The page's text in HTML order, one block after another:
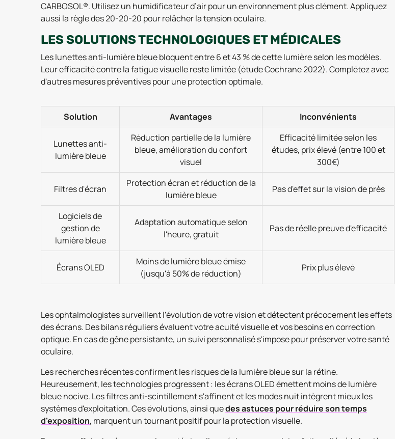
CARBOSOL®. Utilisez un humidificateur d’air pour un environnement plus clément. Appliquez
aussi la règle des 20-20-20 pour relâcher la tension oculaire.
LES SOLUTIONS TECHNOLOGIQUES ET MÉDICALES
Les lunettes anti-lumière bleue bloquent entre 6 et 43 % de cette lumière selon les modèles.
Leur efficacité contre la fatigue visuelle reste limitée (étude Cochrane 2022). Complétez avec
d'autres mesures préventives pour une protection optimale.
Solution Avantages Inconvénients
Lunettes anti-
lumière bleue
Réduction partielle de la lumière
bleue, amélioration du confort
visuel
Efficacité limitée selon les
études, prix élevé (entre 100 et
300€)
Filtres d'écran
Protection écran et réduction de la
lumière bleue
Pas d'effet sur la vision de près
Logiciels de
gestion de
lumière bleue
Adaptation automatique selon
l'heure, gratuit
Pas de réelle preuve d'efficacité
Écrans OLED
Moins de lumière bleue émise
(jusqu'à 50% de réduction)
Prix plus élevé
Les ophtalmologistes surveillent l'évolution de votre vision et détectent précocement les effets
des écrans. Des bilans réguliers évaluent votre acuité visuelle et vos besoins en correction
optique. En cas de gêne persistante, un suivi personnalisé s'impose pour préserver votre santé
oculaire.
Les recherches récentes confirment les risques de la lumière bleue sur la rétine.
Heureusement, les technologies progressent : les écrans OLED émettent moins de lumière
bleue nocive. Les filtres anti-scintillement s'affinent et les modes nuit intègrent mieux les
systèmes d'exploitation. Ces évolutions, ainsi quedes astuces pour réduire son temps
d'exposition, marquent un tournant positif pour la protection visuelle.